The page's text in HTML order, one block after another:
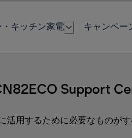
・キッチン家電 キャンペー
Support
活用するために必要なものがす